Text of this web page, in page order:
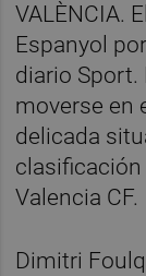
VALÈNCIA.
Espanyol
diario Sport.
moverse en
delicada
clasificación
Valencia CF.
Dimitri